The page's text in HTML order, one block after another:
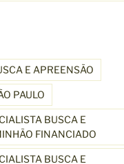
E APREENSÃO
PAULO
BUSCA E
FINANCIADO
BUSCA E